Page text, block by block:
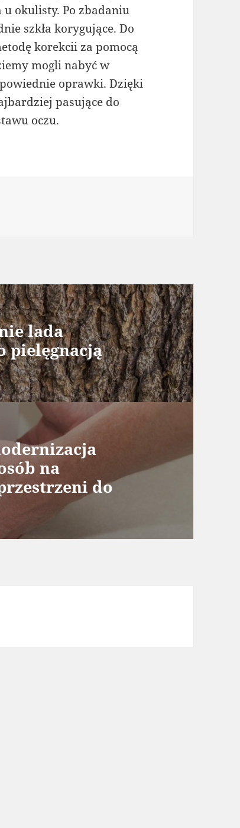
okulisty. Po zbadaniu
szkła korygujące. Do
korekcii za pomocą
mogli nabyć w
oprawki. Dzięki
pasujące do
oczu.
lada
pielęgnacją
na
do